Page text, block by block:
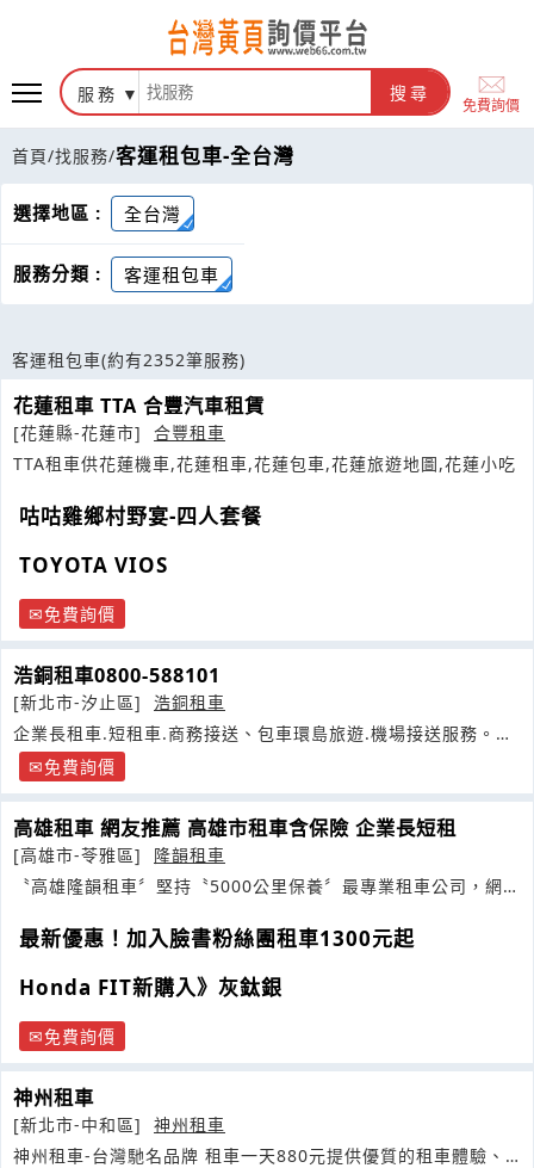
服務 搜尋
免費詢價
首頁/找服務/客運租包車-全台灣
選擇地區 : 全台灣
服務分類 : 客運租包車
客運租包車(約有2352筆服務)
花蓮租車 TTA 合豐汽車租賃
[花蓮縣-花蓮市]
合豐租車
TTA租車供花蓮機車,花蓮租車,花蓮包車,花蓮旅遊地圖,花蓮小吃
咕咕雞鄉村野宴-四人套餐
TOYOTA VIOS
免費詢價
浩銅租車0800-588101
[新北市-汐止區]
浩銅租車
企業長租車.短租車.商務接送、包車環島旅遊.機場接送服務。派
遣代僱駕駛司機服務
免費詢價
高雄租車 網友推薦 高雄市租車含保險 企業長短租
[高雄市-苓雅區]
隆韻租車
〝高雄隆韻租車〞堅持〝5000公里保養〞最專業租車公司，網友
最新優惠！加入臉書粉絲團租車1300元起
Honda FIT新購入》灰鈦銀
免費詢價
神州租車
[新北市-中和區]
神州租車
神州租車-台灣馳名品牌 租車一天880元提供優質的租車體驗、